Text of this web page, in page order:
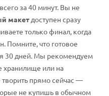
за 40 минут. Вы не
макет доступен сразу
только финал, когда
Помните, что готовое
30 дней. Мы рекомендуем
хранилище или на
прямо сейчас —
не купишь в обычном